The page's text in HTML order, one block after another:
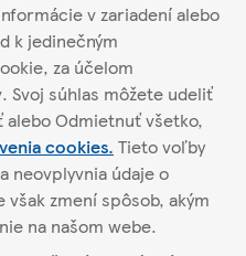
v zariadení alebo
k jedinečným
za účelom
Svoj súhlas môžete udeliť
Odmietnuť všetko,
cookies. Tieto voľby
neovplyvnia údaje o
zmení spôsob, akým
na našom webe.
Akciové ponuky